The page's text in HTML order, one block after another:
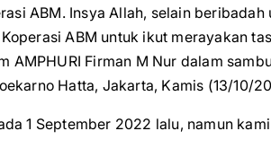
ABM. Insya Allah, selain beribadah
ABM untuk ikut merayakan
AMPHURI Firman M Nur dalam
Hatta, Jakarta, Kamis (13/10/
1 September 2022 lalu, namun